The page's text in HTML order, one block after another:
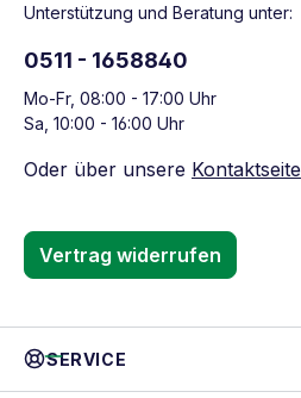
Unterstützung und Beratung unter:
0511 - 1658840
Mo-Fr, 08:00 - 17:00 Uhr
Sa, 10:00 - 16:00 Uhr
Oder über unsere Kontaktseite
Vertrag widerrufen
SERVICE